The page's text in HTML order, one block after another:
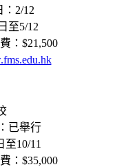
2/12
至5/12
：$21,500
已舉行
10/11
：$35,000